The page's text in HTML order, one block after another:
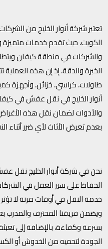
تعتبر شركة أنوار الخليج من
الكويت، حيث تقدم خدمات
والشركات في منطقة كيفان
الخبرة والدقة، إذ إن هذه
طاولات، كراسي، خزائن، وأجهزة
أنوار الخليج في نقل عفش في
والأدوات لضمان نقل هذه
بعدم تعرض الأثاث لأي ضرر أثناء
نحن في شركة أنوار الخليج نقل
الحفاظ على سير العمل في
خدمة النقل في أوقات مرنة لا
ويضمن فريقنا المحترف
بسرعة وكفاءة، بالإضافة إلى
الجودة لتحميه من الخدوش أو